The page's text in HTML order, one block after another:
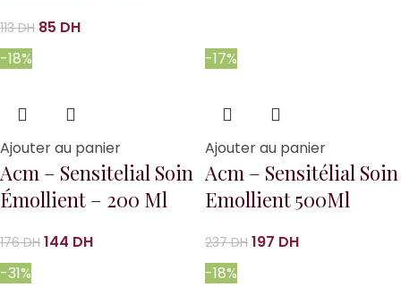
113DH 85 DH
-18%
Ajouter au panier
Acm – Sensitelial Soin
Émollient – 200 Ml
176DH 144 DH
-17%
Ajouter au panier
Acm – Sensitélial Soin
Emollient 500Ml
237DH 197 DH
-31%
-18%